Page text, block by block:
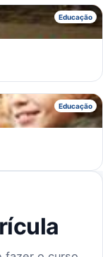
Educação
Educação